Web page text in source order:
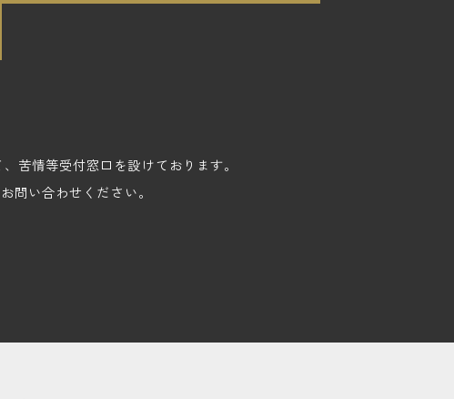
情等受付窓口を設けております。
問い合わせください。